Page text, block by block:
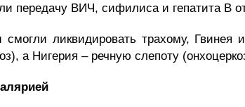
передачу ВИЧ, сифилиса и гепатита B
ликвидировать трахому, Гвинея
а Нигерия – речную слепоту